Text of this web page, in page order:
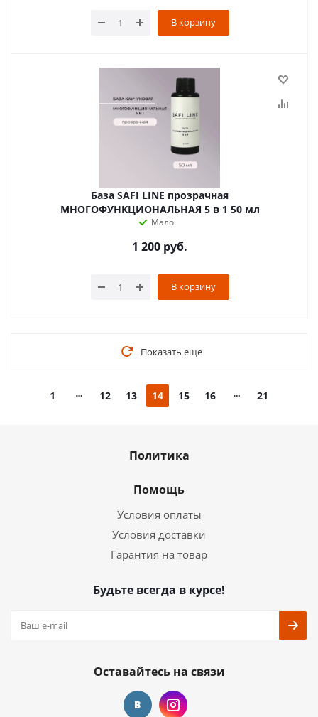
В корзину
База SAFI LINE прозрачная
МНОГОФУНКЦИОНАЛЬНАЯ 5 в 1 50 мл
Мало
1 200 руб.
В корзину
Показать еще
1 12 13 14 15 16 21
Политика
Помощь
Условия оплаты
Условия доставки
Гарантия на товар
Будьте всегда в курсе!
Оставайтесь на связи